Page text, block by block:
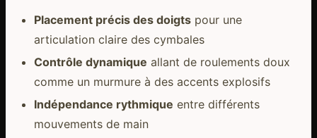
Placement précis des doigtspour une
articulation claire des cymbales
Contrôle dynamique allant de roulements doux
comme un murmure à des accents explosifs
Indépendance rythmique entre différents
mouvements de main